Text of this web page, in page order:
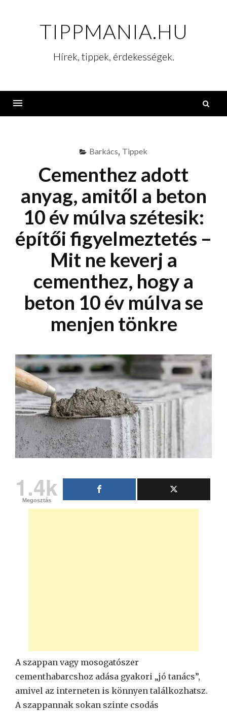
TIPPMANIA.HU
Hírek, tippek, érdekességek.
Barkács, Tippek
Cementhez adott
anyag, amitől a beton
10 év múlva szétesik:
építői figyelmeztetés –
Mit ne keverj a
cementhez, hogy a
beton 10 év múlva se
menjen tönkre
1.4k
Megosztás
A szappan vagy mosogatószer
cementhabarcshoz adása gyakori „jó tanács”,
amivel az interneten is könnyen találkozhatsz.
A szappannak sokan szinte csodás